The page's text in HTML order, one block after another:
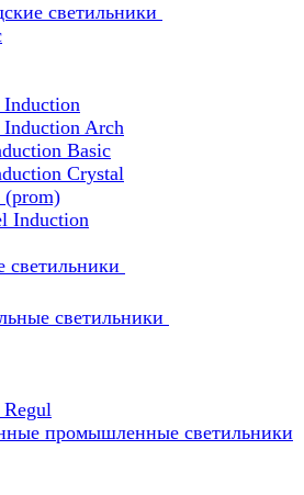
светильники
Induction Arch
Basic
Crystal
(prom)
Induction
светильники
светильники
Regul
промышленные светильники